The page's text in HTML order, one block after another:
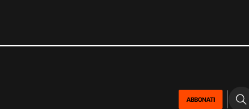
ABBONATI